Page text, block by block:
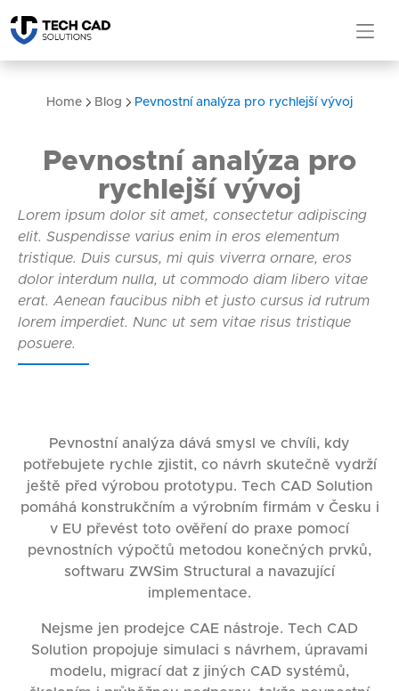
Home Blog Pevnostní analýza pro rychlejší vývoj
Pevnostní analýza pro
rychlejší vývoj
Lorem ipsum dolor sit amet, consectetur adipiscing
elit. Suspendisse varius enim in eros elementum
tristique. Duis cursus, mi quis viverra ornare, eros
dolor interdum nulla, ut commodo diam libero vitae
erat. Aenean faucibus nibh et justo cursus id rutrum
lorem imperdiet. Nunc ut sem vitae risus tristique
posuere.
Pevnostní analýza dává smysl ve chvíli, kdy
potřebujete rychle zjistit, co návrh skutečně vydrží
ještě před výrobou prototypu. Tech CAD Solution
pomáhá konstrukčním a výrobním firmám v Česku i
v EU převést toto ověření do praxe pomocí
pevnostních výpočtů metodou konečných prvků,
softwaru ZWSim Structural a navazující
implementace.
Nejsme jen prodejce CAE nástroje. Tech CAD
Solution propojuje simulaci s návrhem, úpravami
modelu, migrací dat z jiných CAD systémů,